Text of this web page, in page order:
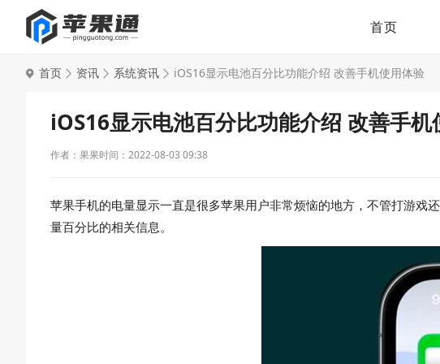
首页
首页 资讯 系统资讯 iOS16显示电池百分比功能介绍 改善手机使用体验
iOS16显示电池百分比功能介绍 改善手机
作者：果果时间：2022-08-03 09:38
苹果手机的电量显示一直是很多苹果用户非常烦恼的地方，不管打游
量百分比的相关信息。